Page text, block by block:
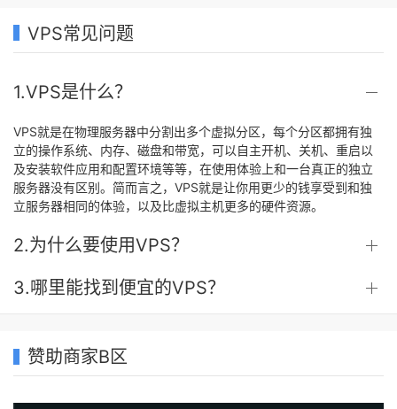
VPS常见问题
1.VPS是什么？
VPS就是在物理服务器中分割出多个虚拟分区，每个分区都拥有独
立的操作系统、内存、磁盘和带宽，可以自主开机、关机、重启以
及安装软件应用和配置环境等等，在使用体验上和一台真正的独立
服务器没有区别。简而言之，VPS就是让你用更少的钱享受到和独
立服务器相同的体验，以及比虚拟主机更多的硬件资源。
2.为什么要使用VPS？
3.哪里能找到便宜的VPS？
赞助商家B区